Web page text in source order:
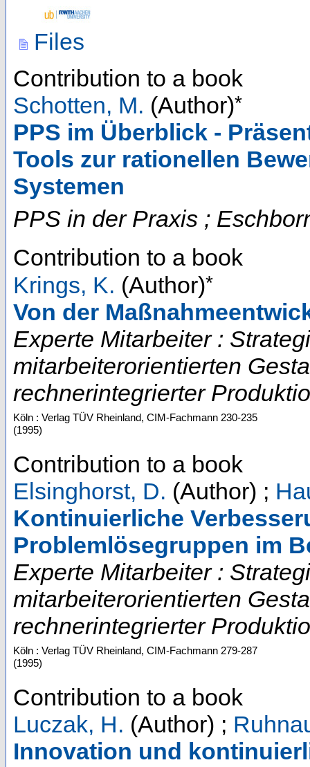
Files
Contribution to a book
Schotten, M. (Author)*
PPS im Überblick -
Tools zur rationellen
Systemen
PPS in der Praxis ;
Contribution to a book
Krings, K. (Author)*
Von der
Experte Mitarbeiter :
mitarbeiterorientierten
rechnerintegrierter
Köln : Verlag TÜV Rheinland, CIM-Fachmann 230-235
(1995)
Contribution to a book
Elsinghorst, D. (Author) ;
Kontinuierliche
Problemlösegruppen im
Experte Mitarbeiter :
mitarbeiterorientierten
rechnerintegrierter
Köln : Verlag TÜV Rheinland, CIM-Fachmann 279-287
(1995)
Contribution to a book
Luczak, H. (Author) ;
Innovation und